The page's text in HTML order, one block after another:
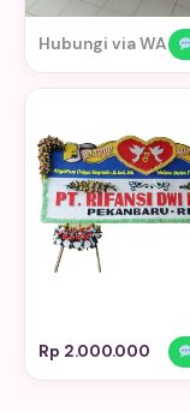
Hubungi via WA
Rp 2.000.000